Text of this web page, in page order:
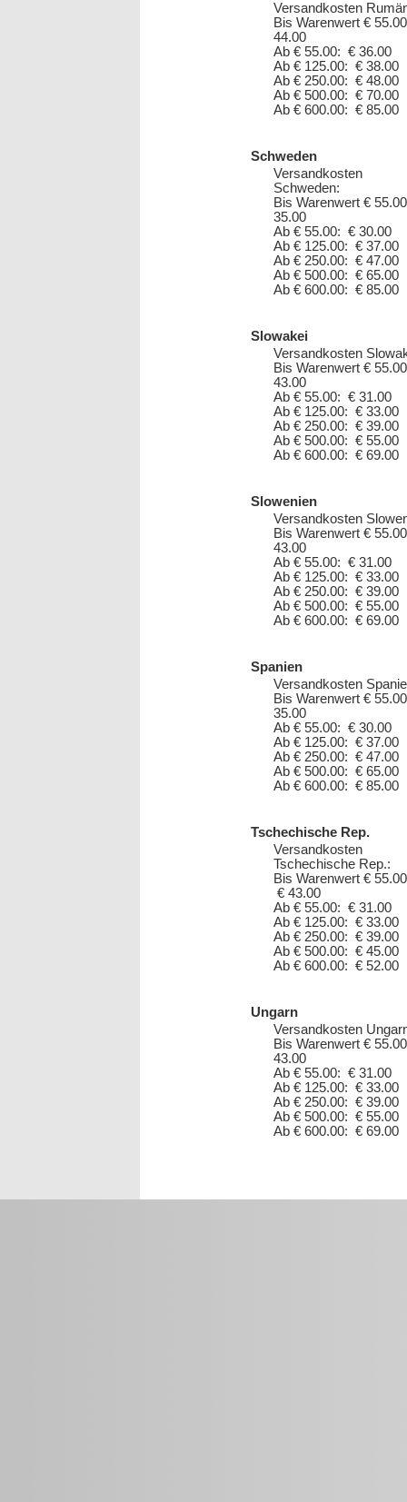
Versandkosten
Bis Warenwert €
44.00
Ab € 55.00: € 36.00
Ab € 125.00: € 38.00
Ab € 250.00: € 48.00
Ab € 500.00: € 70.00
Ab € 600.00: € 85.00
Schweden
Versandkosten
Schweden:
Bis Warenwert €
35.00
Ab € 55.00: € 30.00
Ab € 125.00: € 37.00
Ab € 250.00: € 47.00
Ab € 500.00: € 65.00
Ab € 600.00: € 85.00
Slowakei
Versandkosten
Bis Warenwert €
43.00
Ab € 55.00: € 31.00
Ab € 125.00: € 33.00
Ab € 250.00: € 39.00
Ab € 500.00: € 55.00
Ab € 600.00: € 69.00
Slowenien
Versandkosten
Bis Warenwert €
43.00
Ab € 55.00: € 31.00
Ab € 125.00: € 33.00
Ab € 250.00: € 39.00
Ab € 500.00: € 55.00
Ab € 600.00: € 69.00
Spanien
Versandkosten
Bis Warenwert €
35.00
Ab € 55.00: € 30.00
Ab € 125.00: € 37.00
Ab € 250.00: € 47.00
Ab € 500.00: € 65.00
Ab € 600.00: € 85.00
Tschechische Rep.
Versandkosten
Tschechische Rep.:
Bis Warenwert €
€ 43.00
Ab € 55.00: € 31.00
Ab € 125.00: € 33.00
Ab € 250.00: € 39.00
Ab € 500.00: € 45.00
Ab € 600.00: € 52.00
Ungarn
Versandkosten
Bis Warenwert €
43.00
Ab € 55.00: € 31.00
Ab € 125.00: € 33.00
Ab € 250.00: € 39.00
Ab € 500.00: € 55.00
Ab € 600.00: € 69.00